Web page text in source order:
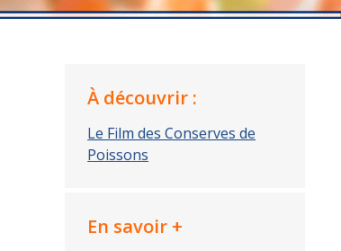
À découvrir :
Le Film des Conserves de
Poissons
En savoir +